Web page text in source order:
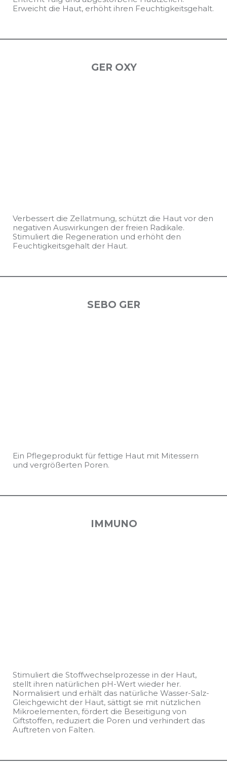
Erweicht die Haut, erhöht ihren Feuchtigkeitsgehalt.
GER OXY
Verbessert die Zellatmung, schützt die Haut vor den
negativen Auswirkungen der freien Radikale.
Stimuliert die Regeneration und erhöht den
Feuchtigkeitsgehalt der Haut.
SEBO GER
Ein Pflegeprodukt für fettige Haut mit Mitessern
und vergrößerten Poren.
IMMUNO
Stimuliert die Stoffwechselprozesse in der Haut,
stellt ihren natürlichen pH-Wert wieder her.
Normalisiert und erhält das natürliche Wasser-Salz-
Gleichgewicht der Haut, sättigt sie mit nützlichen
Mikroelementen, fördert die Beseitigung von
Giftstoffen, reduziert die Poren und verhindert das
Auftreten von Falten.